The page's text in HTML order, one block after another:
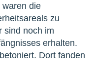
waren die
zu
sind noch im
erhalten.
Dort fanden